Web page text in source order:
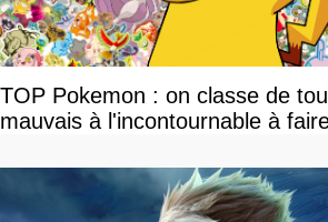
TOP Pokemon : on classe de
mauvais à l'incontournable à